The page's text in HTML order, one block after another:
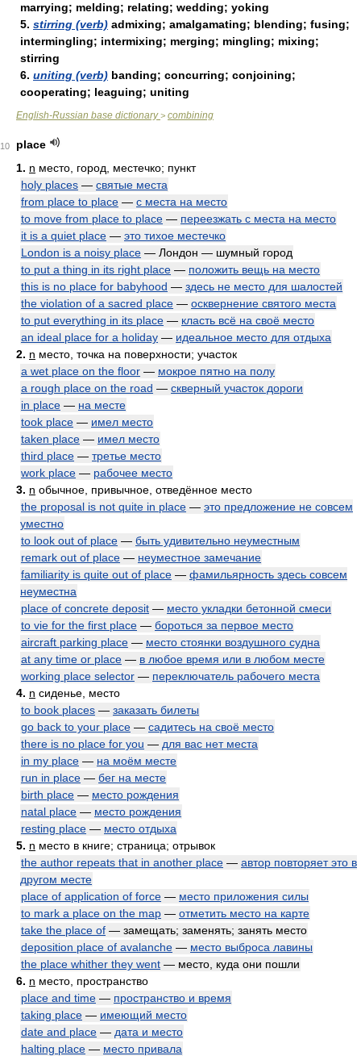
marrying; melding; relating; wedding; yoking
5. stirring (verb) admixing; amalgamating; blending; fusing;
intermingling; intermixing; merging; mingling; mixing;
stirring
6. uniting (verb) banding; concurring; conjoining;
cooperating; leaguing; uniting
English-Russian base dictionary> combining
10
place
1. n место, город, местечко; пункт
holy places — святые места
from place to place — с места на место
to move from place to place — переезжать с места на место
it is a quiet place — это тихое местечко
London is a noisy place — Лондон — шумный город
to put a thing in its right place — положить вещь на место
this is no place for babyhood — здесь не место для шалостей
the violation of a sacred place — осквернение святого места
to put everything in its place — класть всё на своё место
an ideal place for a holiday — идеальное место для отдыха
2. n место, точка на поверхности; участок
a wet place on the floor — мокрое пятно на полу
a rough place on the road — скверный участок дороги
in place — на месте
took place — имел место
taken place — имел место
third place — третье место
work place — рабочее место
3. n обычное, привычное, отведённое место
the proposal is not quite in place — это предложение не совсем
уместно
to look out of place — быть удивительно неуместным
remark out of place — неуместное замечание
familiarity is quite out of place — фамильярность здесь совсем
неуместна
place of concrete deposit — место укладки бетонной смеси
to vie for the first place — бороться за первое место
aircraft parking place — место стоянки воздушного судна
at any time or place — в любое время или в любом месте
working place selector — переключатель рабочего места
4. n сиденье, место
to book places — заказать билеты
go back to your place — садитесь на своё место
there is no place for you — для вас нет места
in my place — на моём месте
run in place — бег на месте
birth place — место рождения
natal place — место рождения
resting place — место отдыха
5. n место в книге; страница; отрывок
the author repeats that in another place — автор повторяет это в
другом месте
place of application of force — место приложения силы
to mark a place on the map — отметить место на карте
take the place of — замещать; заменять; занять место
deposition place of avalanche — место выброса лавины
the place whither they went — место, куда они пошли
6. n место, пространство
place and time — пространство и время
taking place — имеющий место
date and place — дата и место
halting place — место привала